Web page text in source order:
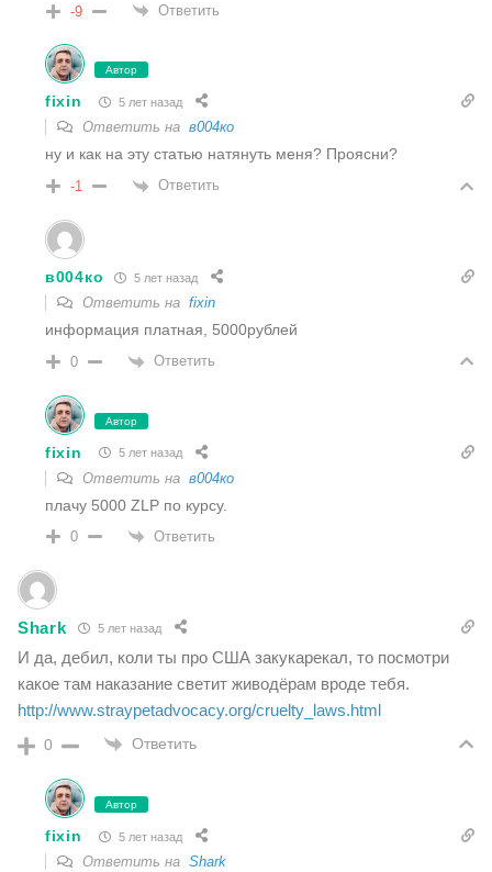
-9 Ответить
Автор
fixin 5 лет назад
Ответить на в004ко
ну и как на эту статью натянуть меня? Проясни?
-1 Ответить
в004ко 5 лет назад
Ответить на fixin
информация платная, 5000рублей
0 Ответить
Автор
fixin 5 лет назад
Ответить на в004ко
плачу 5000 ZLP по курсу.
0 Ответить
Shark 5 лет назад
И да, дебил, коли ты про США закукарекал, то посмотри
какое там наказание светит живодёрам вроде тебя.
http://www.straypetadvocacy.org/cruelty_laws.html
0 Ответить
Автор
fixin 5 лет назад
Ответить на Shark